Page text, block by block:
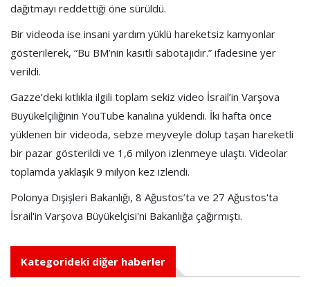
dağıtmayı reddettiği öne sürüldü.
Bir videoda ise insani yardım yüklü hareketsiz kamyonlar
gösterilerek, “Bu BM’nin kasıtlı sabotajıdır.” ifadesine yer
verildi.
Gazze’deki kıtlıkla ilgili toplam sekiz video İsrail’in Varşova
Büyükelçiliğinin YouTube kanalına yüklendi. İki hafta önce
yüklenen bir videoda, sebze meyveyle dolup taşan hareketli
bir pazar gösterildi ve 1,6 milyon izlenmeye ulaştı. Videolar
toplamda yaklaşık 9 milyon kez izlendi.
Polonya Dışişleri Bakanlığı, 8 Ağustos’ta ve 27 Ağustos'ta
İsrail'in Varşova Büyükelçisi'ni Bakanlığa çağırmıştı.
Kategorideki diğer haberler